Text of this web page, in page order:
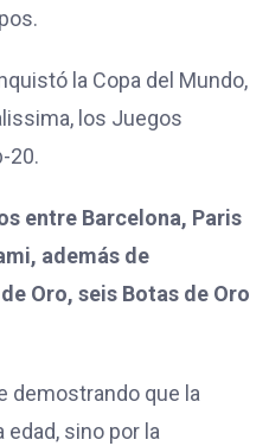
la Copa del Mundo,
los Juegos
20.
entre Barcelona, Paris
además de
Oro, seis Botas de Oro
demostrando que la
edad, sino por la